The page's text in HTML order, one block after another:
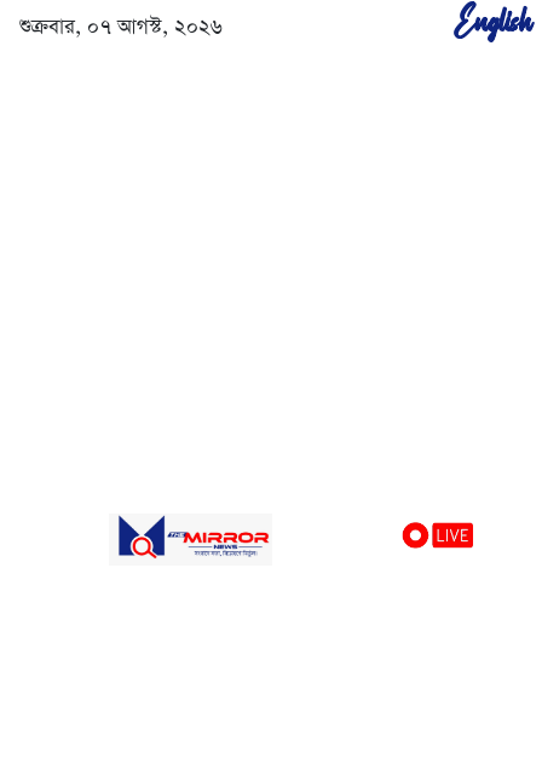
শুক্রবার, ০৭ আগস্ট, ২০২৬ English